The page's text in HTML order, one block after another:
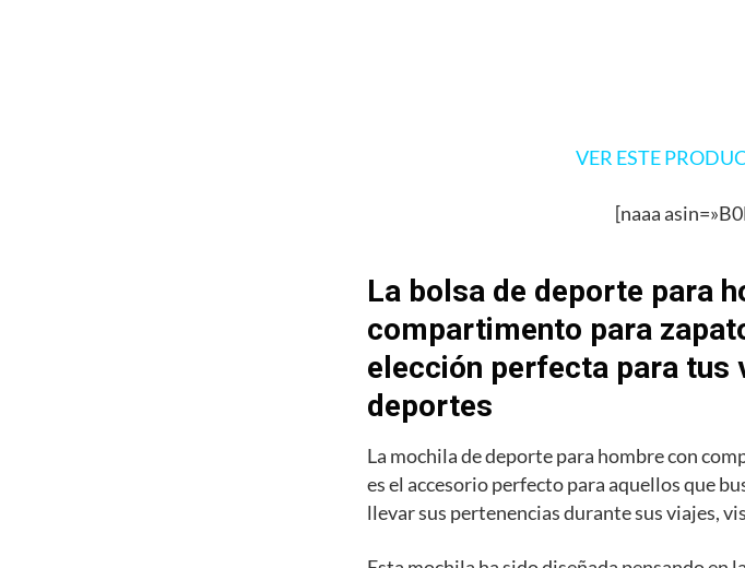
VER ESTE
[naaa
La bolsa de deporte para
compartimento para
elección perfecta para tus
deportes
La mochila de deporte para hombre con
es el accesorio perfecto para aquellos que
llevar sus pertenencias durante sus viajes,